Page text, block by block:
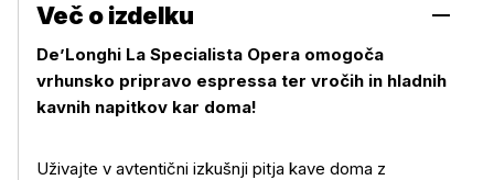
Več o izdelku
De’Longhi La Specialista Opera omogoča
vrhunsko pripravo espressa ter vročih in hladnih
kavnih napitkov kar doma!
Uživajte v avtentični izkušnji pitja kave doma z